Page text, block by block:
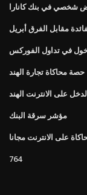
شخصي في بنك كانارا
مقابل الفرق أبريل
في تداول الفوركس
حصة محاكاة تجارة الهند
على الانترنت الهند
مؤشر سرقة البنك
على الانترنت مجانا
764